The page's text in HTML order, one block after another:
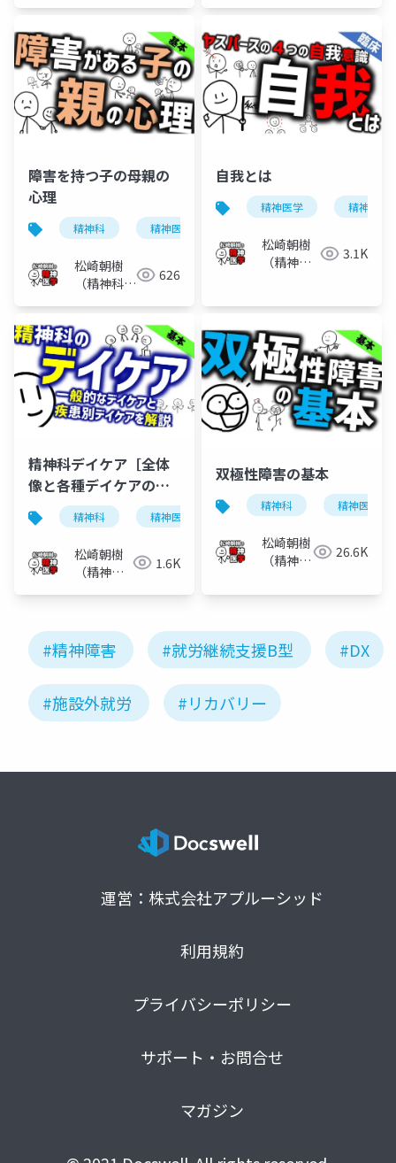
障害を持つ子の母親の
心理
精神科 精神医学
松崎朝樹
（精神科
626
自我とは
精神医学 精神科
松崎朝樹
（精神科
3.1K
精神科デイケア［全体
像と各種デイケアの解
説］
精神科 精神医学 デイケア
松崎朝樹
（精神科
1.6K
双極性障害の基本
精神科 精神医学
松崎朝樹
（精神科
26.6K
#精神障害 #就労継続支援B型 #DX
#施設外就労 #リカバリー
運営：株式会社アプルーシッド
利用規約
プライバシーポリシー
サポート・お問合せ
マガジン